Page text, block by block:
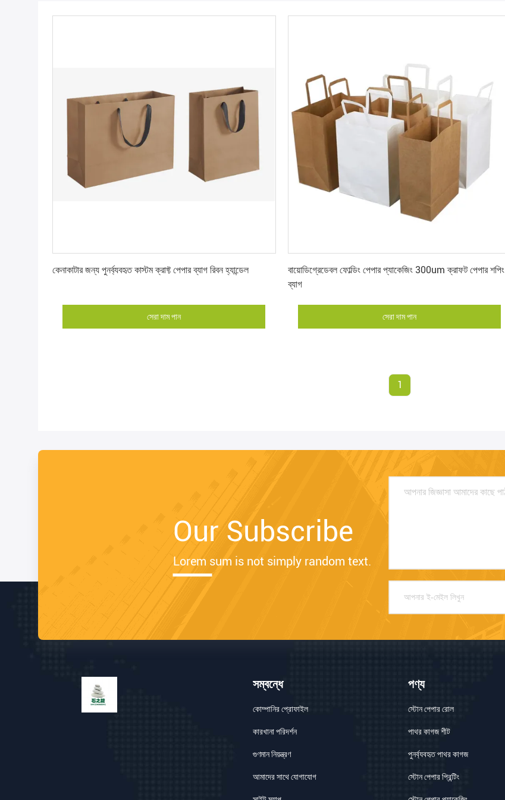
কেনাকাটার জন্য পুনর্ব্যবহৃত কাস্টম ক্রাফ্ট পেপার ব্যাগ রিবন হ্যান্ডেল
সেরা দাম পান
বায়োডিগ্রেডেবল ফোল্ডিং পেপার প্যাকেজিং 300um ক্রাফট পেপার শপিং
ব্যাগ
সেরা দাম পান
1
Our Subscribe
Lorem sum is not simply random text.
সম্বন্ধে
কোম্পানির প্রোফাইল
কারখানা পরিদর্শন
গুণমান নিয়ন্ত্রণ
আমাদের সাথে যোগাযোগ
পণ্য
স্টোন পেপার রোল
পাথর কাগজ শীট
পুনর্ব্যবহৃত পাথর কাগজ
স্টোন পেপার প্রিন্টিং